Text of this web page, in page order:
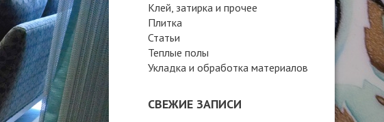
Клей, затирка и прочее
Плитка
Статьи
Теплые полы
Укладка и обработка материалов
СВЕЖИЕ ЗАПИСИ